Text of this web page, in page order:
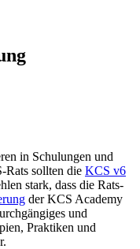
in Schulungen und
sollten die KCS v6
stark, dass die Rats-
der KCS Academy
und
Praktiken und